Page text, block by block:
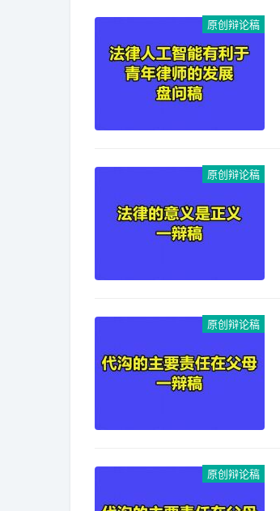
原创辩论稿
原创辩论稿
原创辩论稿
原创辩论稿